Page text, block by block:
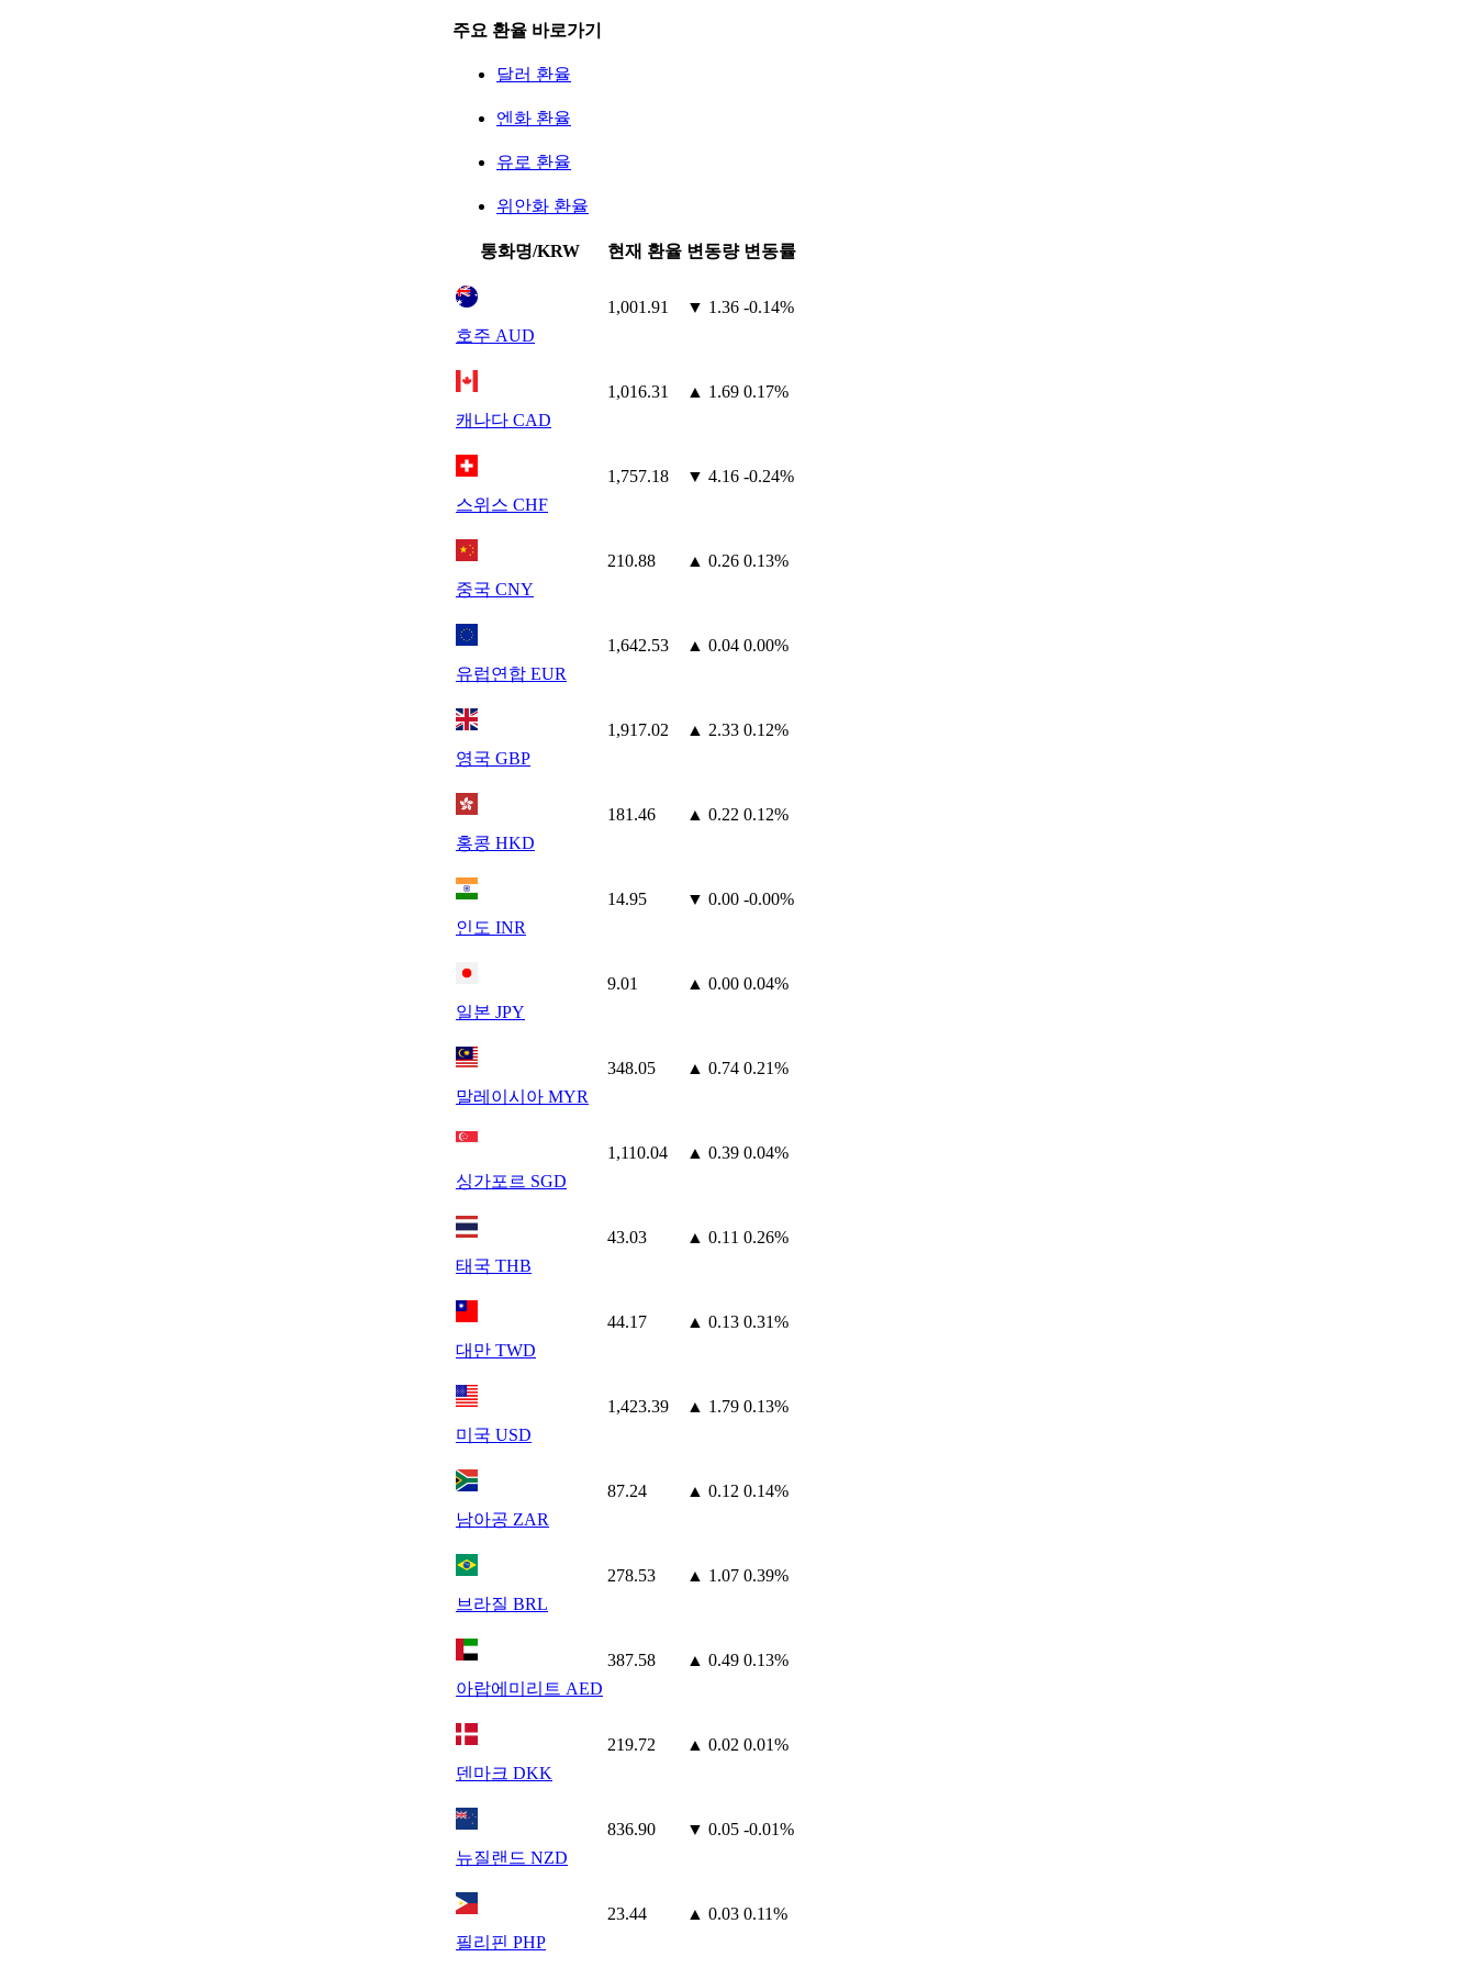
주요 환율 바로가기
달러 환율
엔화 환율
유로 환율
위안화 환율
통화명/KRW 현재 환율 변동량 변동률
호주 AUD
1,001.91 ▼ 1.36 -0.14%
캐나다 CAD
1,016.31 ▲ 1.69 0.17%
스위스 CHF
1,757.18 ▼ 4.16 -0.24%
중국 CNY
210.88 ▲ 0.26 0.13%
유럽연합 EUR
1,642.53 ▲ 0.04 0.00%
영국 GBP
1,917.02 ▲ 2.33 0.12%
홍콩 HKD
181.46 ▲ 0.22 0.12%
인도 INR
14.95 ▼ 0.00 -0.00%
일본 JPY
9.01 ▲ 0.00 0.04%
말레이시아 MYR
348.05 ▲ 0.74 0.21%
싱가포르 SGD
1,110.04 ▲ 0.39 0.04%
태국 THB
43.03 ▲ 0.11 0.26%
대만 TWD
44.17 ▲ 0.13 0.31%
미국 USD
1,423.39 ▲ 1.79 0.13%
남아공 ZAR
87.24 ▲ 0.12 0.14%
브라질 BRL
278.53 ▲ 1.07 0.39%
아랍에미리트 AED
387.58 ▲ 0.49 0.13%
덴마크 DKK
219.72 ▲ 0.02 0.01%
뉴질랜드 NZD
836.90 ▼ 0.05 -0.01%
필리핀 PHP
23.44 ▲ 0.03 0.11%